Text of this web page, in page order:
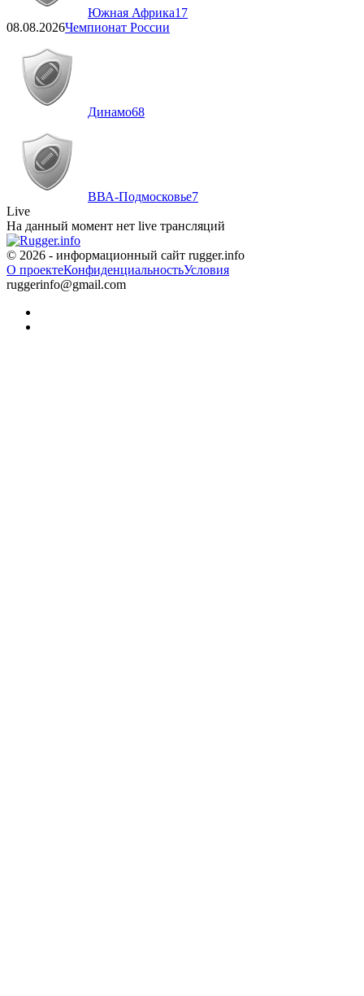
Южная Африка17
08.08.2026Чемпионат России
Динамо68
ВВА-Подмосковье7
Live
На данный момент нет live трансляций
© 2026 - информационный сайт rugger.info
О проектеКонфиденциальностьУсловия
ruggerinfo@gmail.com